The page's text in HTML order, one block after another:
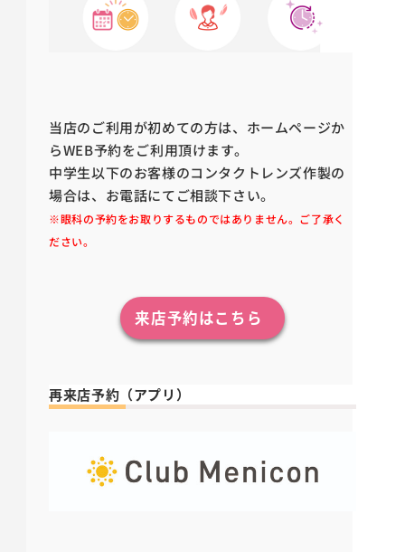
当店のご利用が初めての方は、ホームページか
らWEB予約をご利用頂けます。
中学生以下のお客様のコンタクトレンズ作製の
場合は、お電話にてご相談下さい。
※眼科の予約をお取りするものではありません。ご了承く
ださい。
来店予約はこちら
再来店予約（アプリ）